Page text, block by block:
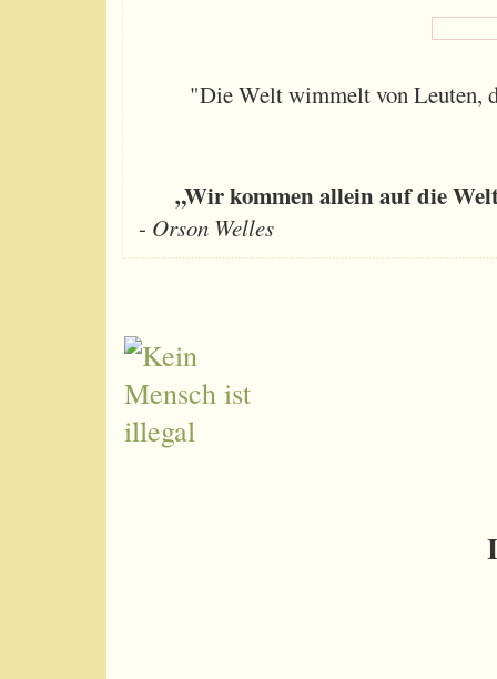
"Die Welt wimmelt von Leuten,
„Wir kommen allein auf die
- Orson Welles